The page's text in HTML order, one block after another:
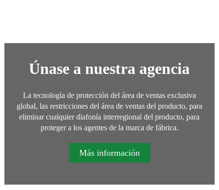
Únase a nuestra agencia
La tecnología de protección del área de ventas exclusiva
global, las restricciones del área de ventas del producto, para
eliminar cualquier diafonía interregional del producto, para
proteger a los agentes de la marca de fábrica.
Más información